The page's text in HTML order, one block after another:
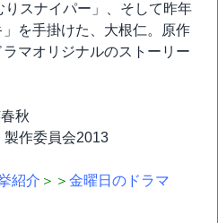
スナイパー」、そして昨年
を手掛けた、大根仁。原作
マオリジナルのストーリー
秋
製作委員会2013
紹介 ＞＞ 金曜日のドラマ